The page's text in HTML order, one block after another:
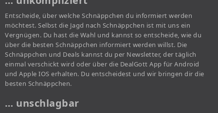
Entscheide, über welche Schnäppchen du informiert werden
möchtest. Selbst die Jagd nach Schnäppchen ist mit uns ein
Vergnügen. Du hast die Wahl und kannst so entscheide, wie du
über die besten Schnäppchen informiert werden willst. Die
Schnäppchen und Deals kannst du per Newsletter, der täglich
einmal verschickt wird oder über die DealGott App für Android
und Apple IOS erhalten. Du entscheidest und wir bringen dir die
besten Schnäppchen.
… unschlagbar